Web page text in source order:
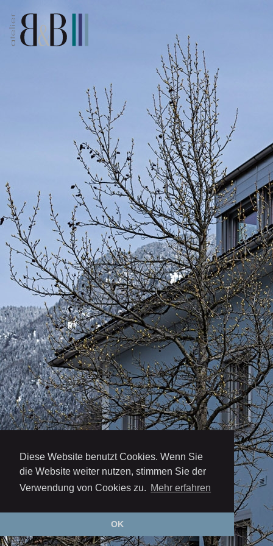
Diese Website benutzt Cookies. Wenn Sie
die Website weiter nutzen, stimmen Sie der
Verwendung von Cookies zu. Mehr erfahren
OK